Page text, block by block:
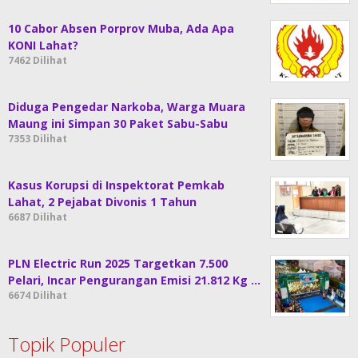
10 Cabor Absen Porprov Muba, Ada Apa
KONI Lahat?
7462 Dilihat
Diduga Pengedar Narkoba, Warga Muara
Maung ini Simpan 30 Paket Sabu-Sabu
7353 Dilihat
Kasus Korupsi di Inspektorat Pemkab
Lahat, 2 Pejabat Divonis 1 Tahun
6687 Dilihat
PLN Electric Run 2025 Targetkan 7.500
Pelari, Incar Pengurangan Emisi 21.812 Kg …
6674 Dilihat
Topik Populer